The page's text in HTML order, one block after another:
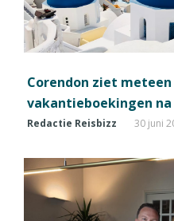
Corendon ziet
vakantieboekingen
Redactie Reisbizz 30 juni